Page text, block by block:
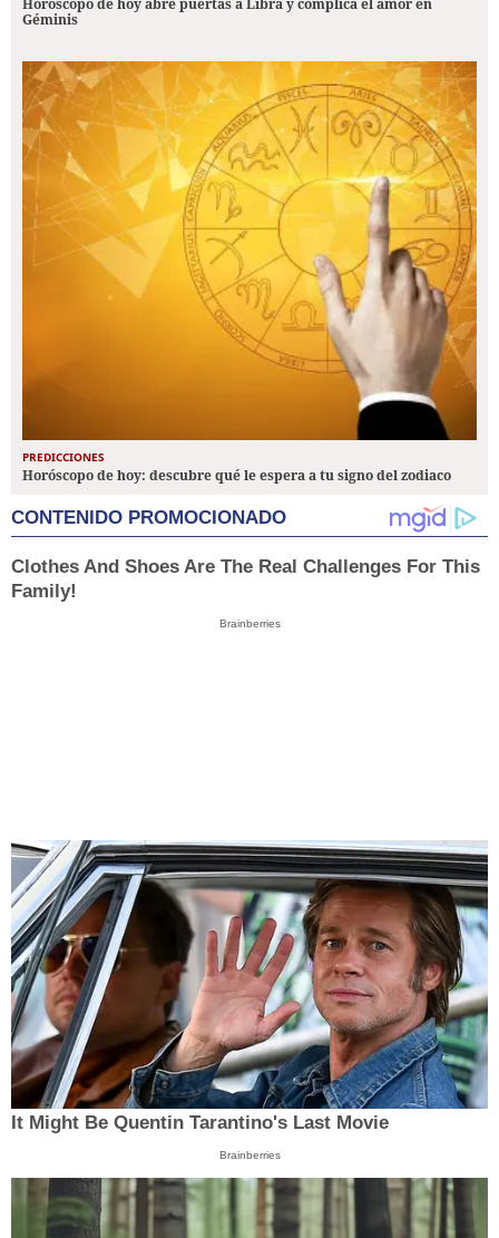
Géminis
PREDICCIONES
Horóscopo de hoy: descubre qué le espera a tu signo del zodiaco
CONTENIDO PROMOCIONADO
Clothes And Shoes Are The Real Challenges For This
Family!
Brainberries
It Might Be Quentin Tarantino's Last Movie
Brainberries